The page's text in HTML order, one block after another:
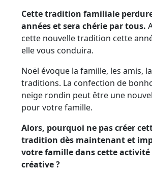
Cette tradition familiale
années et sera chérie par tous.
cette nouvelle tradition cette
elle vous conduira.
Noël évoque la famille, les amis,
traditions. La confection de
neige rondin peut être une
pour votre famille.
Alors, pourquoi ne pas créer
tradition dès maintenant et
votre famille dans cette
créative ?